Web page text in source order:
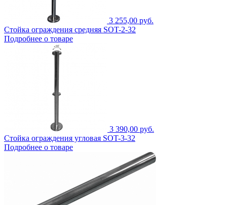
3 255,00 руб.
Стойка ограждения средняя SOT-2-32
Подробнее о товаре
3 390,00 руб.
Стойка ограждения угловая SOT-3-32
Подробнее о товаре